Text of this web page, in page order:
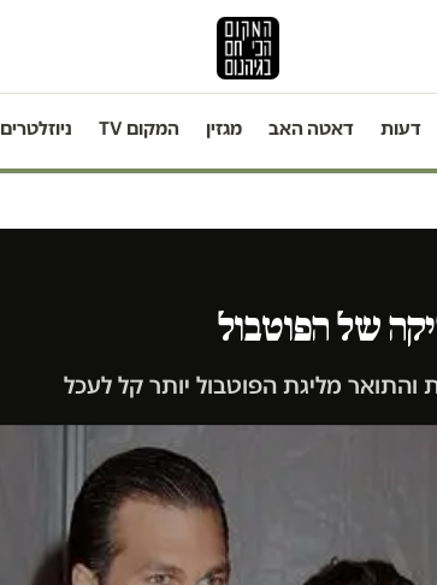
דעות דאטה האב מגזין המקום TV ניוזלטרים
של הפוטבול
והתואר מליגת הפוטבול יותר קל לעכל